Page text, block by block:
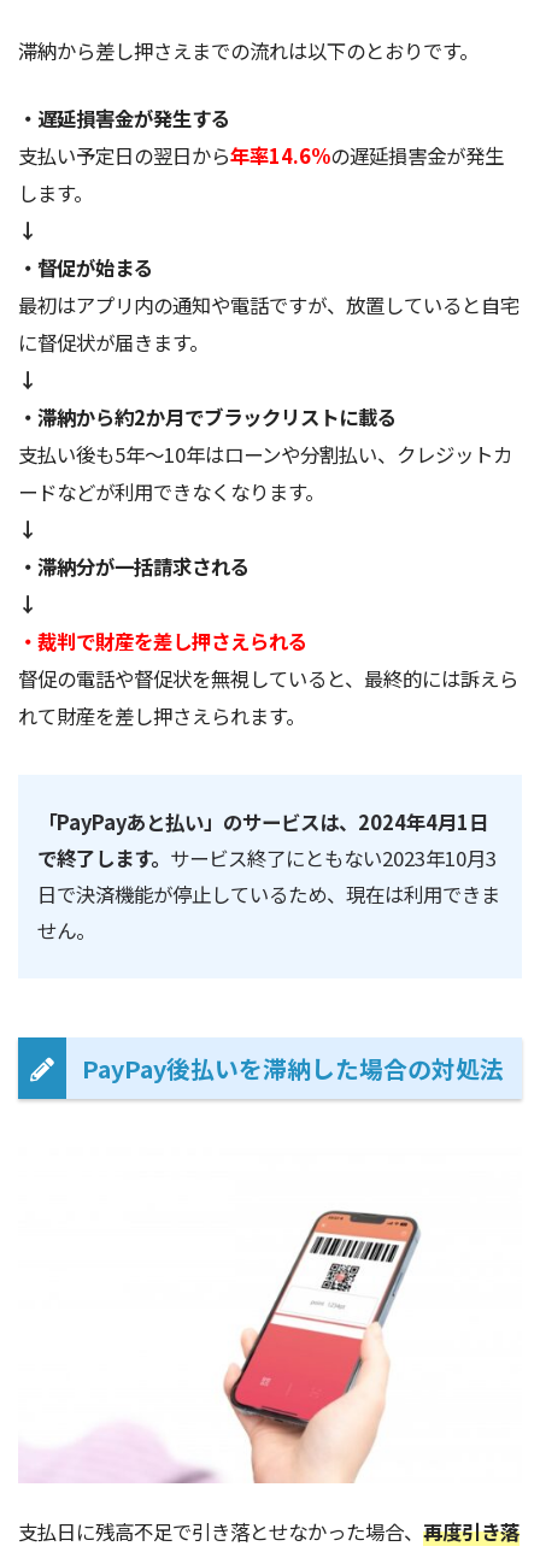
滞納から差し押さえまでの流れは以下のとおりです。
・遅延損害金が発生する
支払い予定日の翌日から年率14.6%の遅延損害金が発生
します。
↓
・督促が始まる
最初はアプリ内の通知や電話ですが、放置していると自宅
に督促状が届きます。
↓
・滞納から約2か月でブラックリストに載る
支払い後も5年～10年はローンや分割払い、クレジットカ
ードなどが利用できなくなります。
↓
・滞納分が一括請求される
↓
・裁判で財産を差し押さえられる
督促の電話や督促状を無視していると、最終的には訴えら
れて財産を差し押さえられます。
「PayPayあと払い」のサービスは、2024年4月1日
で終了します。 サービス終了にともない2023年10月3
日で決済機能が停止しているため、現在は利用できま
せん。
PayPay後払いを滞納した場合の対処法
支払日に残高不足で引き落とせなかった場合、 再度引き落